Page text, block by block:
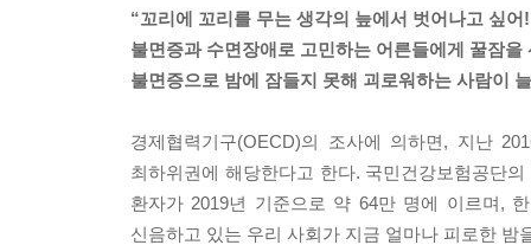
얀은 눈을 감은 채 숨을 깊이 들이마시고 내쉰다.
어 앉는다. 두 다리는 길게 뻗은 채로, 엉덩이는 바
완벽하게 몸을 이완한 채, 얀은 그곳에 앉아 주변
에 따라 바스락 소리가 커지면서 격앙되는가 싶더
--- 「고요한 숲속에서」 중에서
“꼬리에 꼬리를 무는 생각의 늪에서 벗어나고 싶어
불면증과 수면장애로 고민하는 어른들에게 꿀잠을
불면증으로 밤에 잠들지 못해 괴로워하는 사람이
경제협력기구(OECD)의 조사에 의하면, 지난
최하위권에 해당한다고 한다. 국민건강보험공단
환자가 2019년 기준으로 약 64만 명에 이르며,
신음하고 있는 우리 사회가 지금 얼마나 피로한